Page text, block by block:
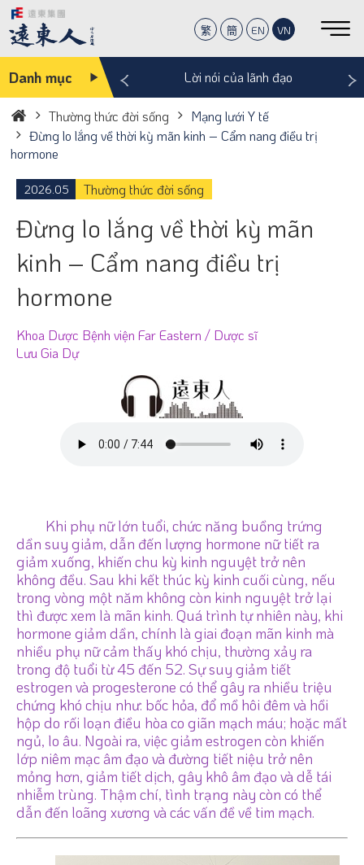
繁 簡 EN VN
Danh mục
khắc ấm lòng Lời nói của lãnh đạo
‹ ›
Trang
chủ
Thường thức đời sống
Mạng lưới Y tế
Đừng lo lắng về thời kỳ mãn kinh – Cẩm nang điều trị
hormone
2026.05 Thường thức đời sống
Đừng lo lắng về thời kỳ mãn
kinh – Cẩm nang điều trị
hormone
Khoa Dược Bệnh viện Far Eastern / Dược sĩ
Lưu Gia Dự
Khi phụ nữ lớn tuổi, chức năng buồng trứng
dần suy giảm, dẫn đến lượng hormone nữ tiết ra
giảm xuống, khiến chu kỳ kinh nguyệt trở nên
không đều. Sau khi kết thúc kỳ kinh cuối cùng, nếu
trong vòng một năm không còn kinh nguyệt trở lại
thì được xem là mãn kinh. Quá trình tự nhiên này, khi
hormone giảm dần, chính là giai đoạn mãn kinh mà
nhiều phụ nữ cảm thấy khó chịu, thường xảy ra
trong độ tuổi từ 45 đến 52. Sự suy giảm tiết
estrogen và progesterone có thể gây ra nhiều triệu
chứng khó chịu như: bốc hỏa, đổ mồ hôi đêm và hồi
hộp do rối loạn điều hòa co giãn mạch máu; hoặc mất
ngủ, lo âu. Ngoài ra, việc giảm estrogen còn khiến
lớp niêm mạc âm đạo và đường tiết niệu trở nên
mỏng hơn, giảm tiết dịch, gây khô âm đạo và dễ tái
nhiễm trùng. Thậm chí, tình trạng này còn có thể
dẫn đến loãng xương và các vấn đề về tim mạch.